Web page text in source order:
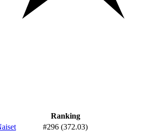
Ranking
#296 (372.03)